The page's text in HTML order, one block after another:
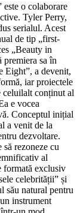
este o colaborare
Tyler Perry,
serialul. Acest
de tip „first-
„Beauty in
sa în
Eight”, a devenit,
iar proiectele
celuilalt conținut al
e vocea
Conceptul inițial
a venit de la
dezvoltare.
rezoneze cu
al
formată exclusiv
celebrității” și
său natural pentru
instrument